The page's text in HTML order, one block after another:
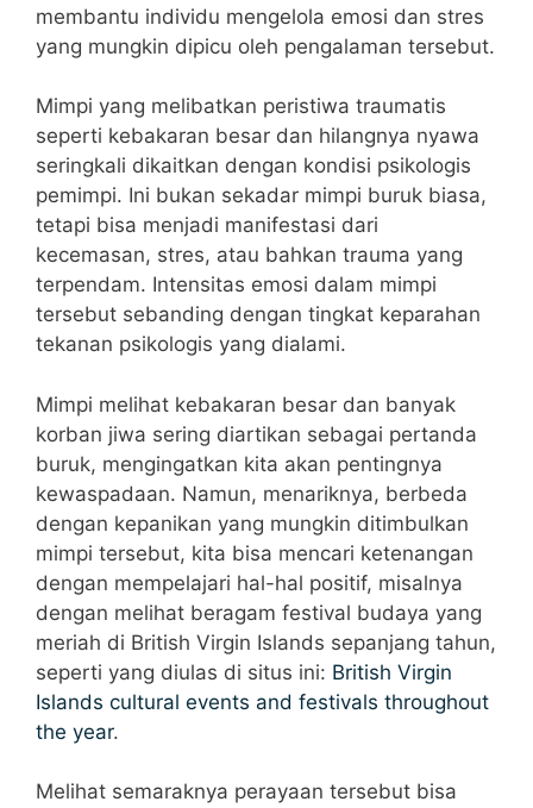
membantu individu mengelola emosi dan stres
yang mungkin dipicu oleh pengalaman tersebut.
Mimpi yang melibatkan peristiwa traumatis
seperti kebakaran besar dan hilangnya nyawa
seringkali dikaitkan dengan kondisi psikologis
pemimpi. Ini bukan sekadar mimpi buruk biasa,
tetapi bisa menjadi manifestasi dari
kecemasan, stres, atau bahkan trauma yang
terpendam. Intensitas emosi dalam mimpi
tersebut sebanding dengan tingkat keparahan
tekanan psikologis yang dialami.
Mimpi melihat kebakaran besar dan banyak
korban jiwa sering diartikan sebagai pertanda
buruk, mengingatkan kita akan pentingnya
kewaspadaan. Namun, menariknya, berbeda
dengan kepanikan yang mungkin ditimbulkan
mimpi tersebut, kita bisa mencari ketenangan
dengan mempelajari hal-hal positif, misalnya
dengan melihat beragam festival budaya yang
meriah di British Virgin Islands sepanjang tahun,
seperti yang diulas di situs ini: British Virgin
Islands cultural events and festivals throughout
the year.
Melihat semaraknya perayaan tersebut bisa